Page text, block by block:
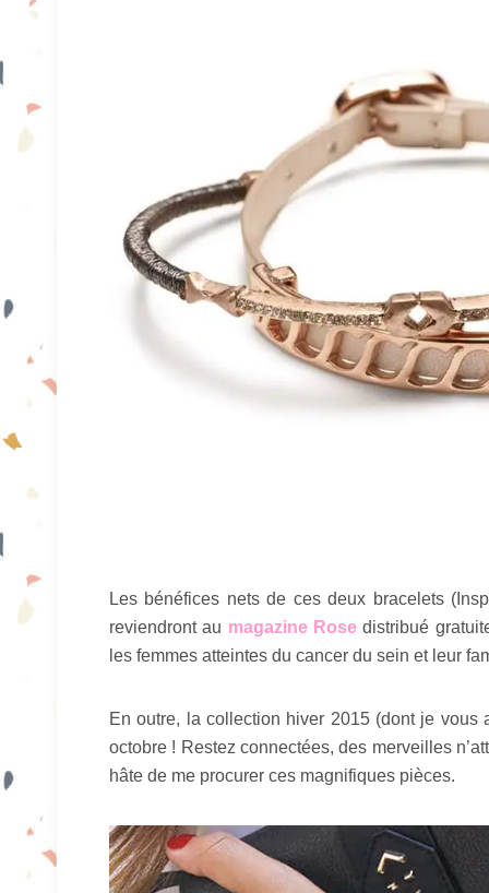
Les bénéfices nets de ces deux bracelets
reviendront au magazine Rose distribué
les femmes atteintes du cancer du sein et leur
En outre, la collection hiver 2015 (dont je vous
octobre ! Restez connectées, des merveilles
hâte de me procurer ces magnifiques pièces.